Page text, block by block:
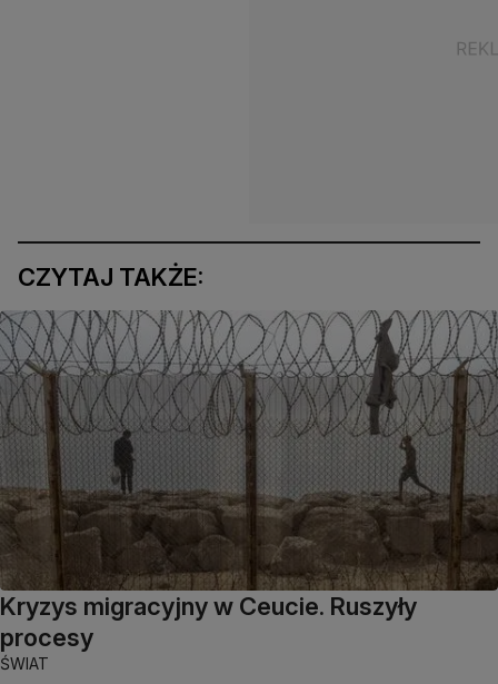
CZYTAJ TAKŻE:
Kryzys migracyjny w Ceucie. Ruszyły
procesy
ŚWIAT